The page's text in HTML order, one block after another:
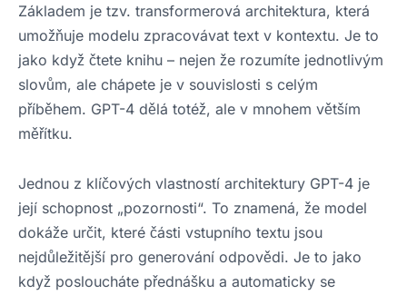
Základem je tzv. transformerová architektura, která
umožňuje modelu zpracovávat text v kontextu. Je to
jako když čtete knihu – nejen že rozumíte jednotlivým
slovům, ale chápete je v souvislosti s celým
příběhem. GPT-4 dělá totéž, ale v mnohem větším
měřítku.
Jednou z klíčových vlastností architektury GPT-4 je
její schopnost „pozornosti“. To znamená, že model
dokáže určit, které části vstupního textu jsou
nejdůležitější pro generování odpovědi. Je to jako
když posloucháte přednášku a automaticky se